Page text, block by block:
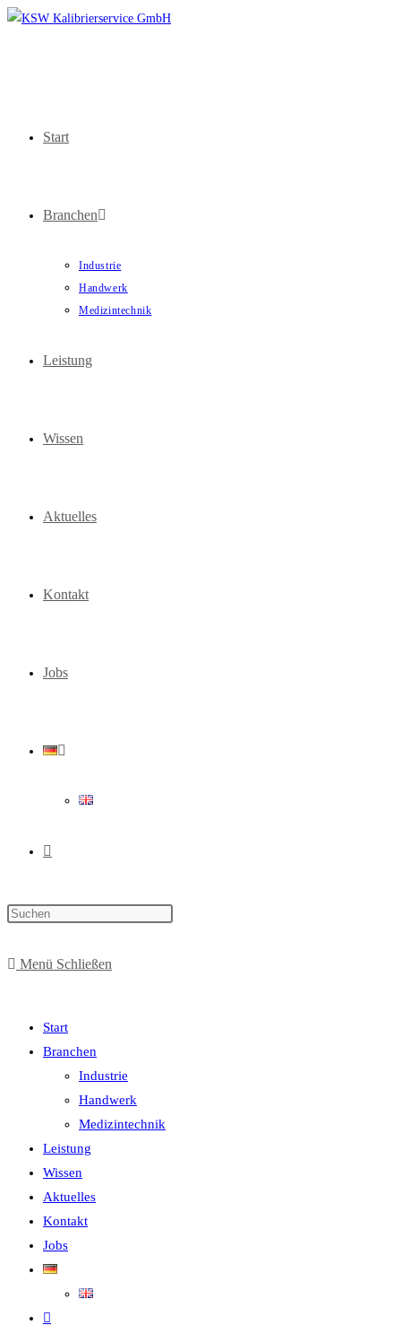
Zum
Start
Branchen
Industrie
Handwerk
Medizintechnik
Leistung
Wissen
Aktuelles
Kontakt
Jobs
Website-
Suche
Menü Schließen
Start
Branchen
Industrie
Handwerk
Medizintechnik
Leistung
Wissen
Aktuelles
Kontakt
Jobs
Website-